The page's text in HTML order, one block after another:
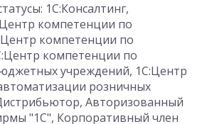
1С:Консалтинг,
компетенции по
компетенции по
компетенции по
учреждений, 1С:Центр
розничных
Авторизованный
"1С", Корпоративный член